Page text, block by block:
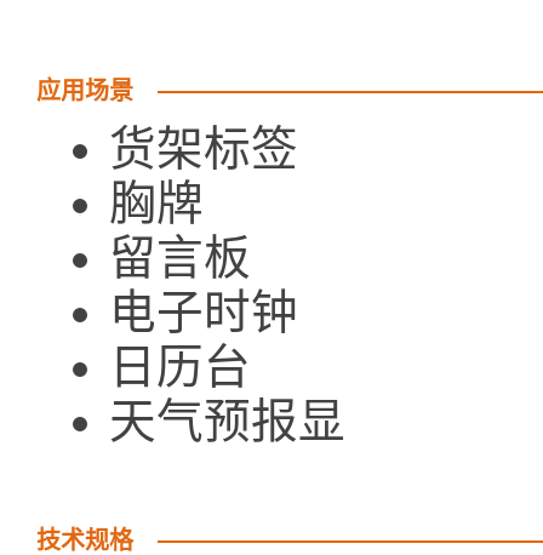
应用场景
货架标签
胸牌
留言板
电子时钟
日历台
天气预报显
技术规格